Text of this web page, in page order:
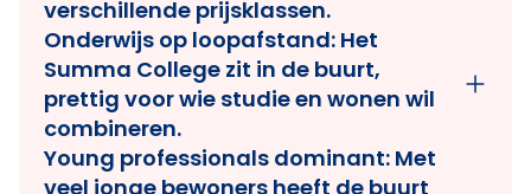
verschillende prijsklassen.
Onderwijs op loopafstand: Het
Summa College zit in de buurt,
prettig voor wie studie en wonen wil
combineren.
Young professionals dominant: Met
veel jonge bewoners heeft de buurt